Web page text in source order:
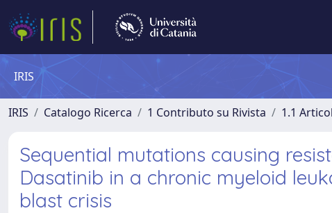
IRIS
IRIS Catalogo Ricerca 1 Contributo su Rivista 1.1
Sequential mutations causing
Dasatinib in a chronic myeloid
blast crisis